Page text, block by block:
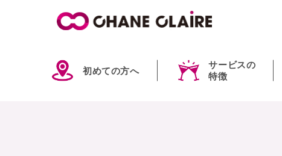
初めての方へ
サービスの
特徴